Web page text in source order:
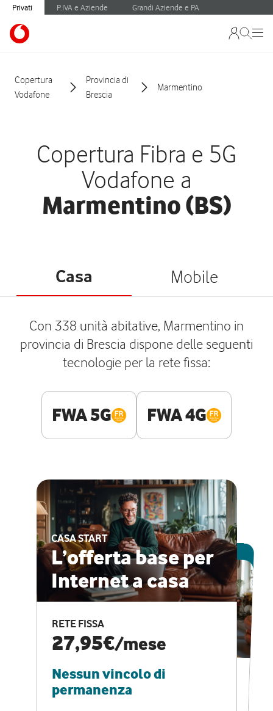
Privati P.IVA e Aziende Grandi Aziende e PA
Copertura
Vodafone
Provincia di
Brescia
Marmentino
Copertura Fibra e 5G
Vodafone a
Marmentino (BS)
Casa Mobile
Con 338 unità abitative, Marmentino in
provincia di Brescia dispone delle seguenti
tecnologie per la rete fissa:
FWA 5G FWA 4G
CASA START
L’offerta base per
Internet a casa
RETE FISSA
27,95€/mese
Nessun vincolo di
permanenza
ESCLUSIVA ONLINE
CASA PRO
Internet veloce e
vantaggi speciali
RETE FISSA + VODAFONE CLUB
29,95€